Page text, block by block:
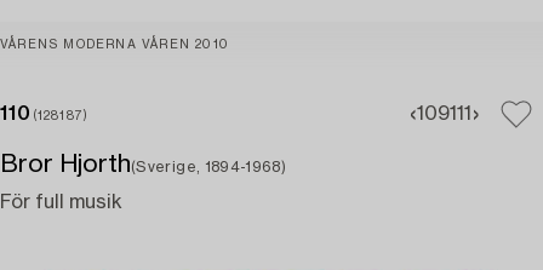
VÅRENS MODERNA VÅREN 2010
110 (128187) 109111
Bror Hjorth(Sverige, 1894-1968)
För full musik